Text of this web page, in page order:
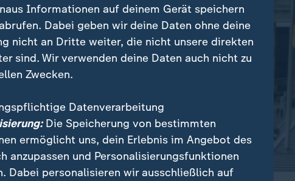
Informationen auf deinem Gerät speichern
Dabei geben wir deine Daten ohne deine
nicht an Dritte weiter, die nicht unsere direkten
sind. Wir verwenden deine Daten auch nicht zu
Zwecken.
Datenverarbeitung
Die Speicherung von bestimmten
ermöglicht uns, dein Erlebnis im Angebot des
anzupassen und Personalisierungsfunktionen
Dabei personalisieren wir ausschließlich auf